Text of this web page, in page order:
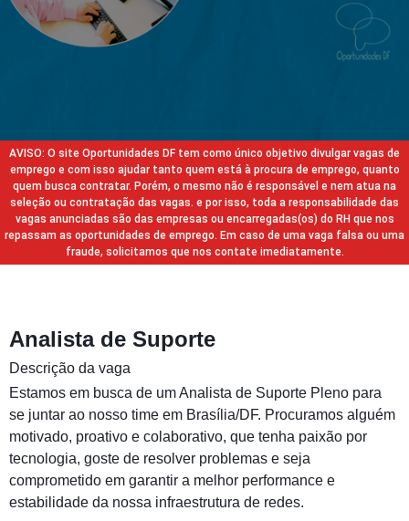
AVISO: O site Oportunidades DF tem como único objetivo divulgar vagas de
emprego e com isso ajudar tanto quem está à procura de emprego, quanto
quem busca contratar. Porém, o mesmo não é responsável e nem atua na
seleção ou contratação das vagas. e por isso, toda a responsabilidade das
vagas anunciadas são das empresas ou encarregadas(os) do RH que nos
repassam as oportunidades de emprego. Em caso de uma vaga falsa ou uma
fraude, solicitamos que nos contate imediatamente.
Analista de Suporte
Descrição da vaga
Estamos em busca de um Analista de Suporte Pleno para
se juntar ao nosso time em Brasília/DF. Procuramos alguém
motivado, proativo e colaborativo, que tenha paixão por
tecnologia, goste de resolver problemas e seja
comprometido em garantir a melhor performance e
estabilidade da nossa infraestrutura de redes.